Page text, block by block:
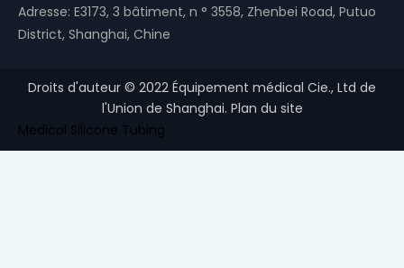
Adresse: E3173, 3 bâtiment, n ° 3558, Zhenbei Road, Putuo
District, Shanghai, Chine
Droits d'auteur © 2022 Équipement médical Cie., Ltd de
l'Union de Shanghai. Plan du site
Medical Silicone Tubing